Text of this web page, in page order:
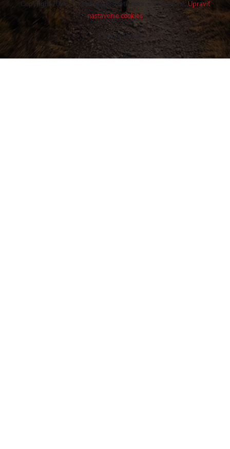
Vytvoril Shoptet
Copyright 2026 Cykloshop.sk. Všetky práva vyhradené.Upraviť
nastavenie cookies